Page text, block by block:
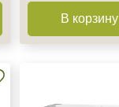
В корзину